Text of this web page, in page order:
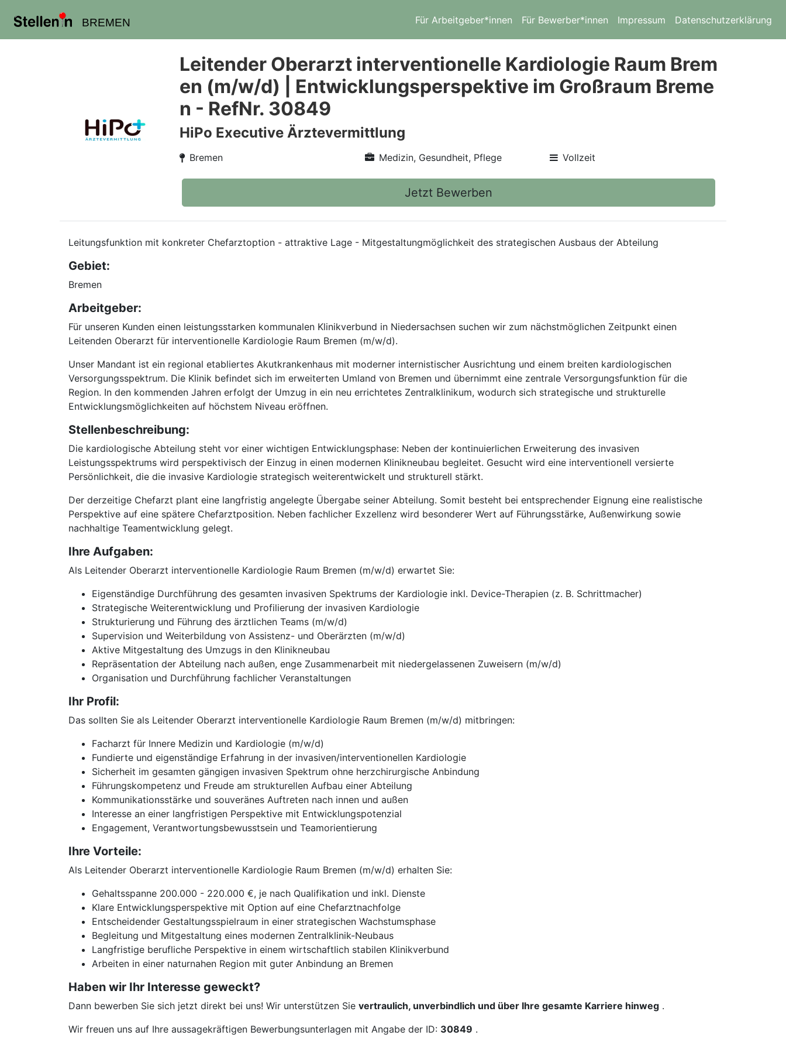
BREMEN Für Arbeitgeber*innen Für Bewerber*innen Impressum Datenschutzerklärung
Leitender Oberarzt interventionelle Kardiologie Raum Brem
en (m/w/d) | Entwicklungsperspektive im Großraum Breme
n - RefNr. 30849
HiPo Executive Ärztevermittlung
Bremen Medizin, Gesundheit, Pflege Vollzeit
Jetzt Bewerben
Leitungsfunktion mit konkreter Chefarztoption - attraktive Lage - Mitgestaltungmöglichkeit des strategischen Ausbaus der Abteilung
Gebiet:
Bremen
Arbeitgeber:
Für unseren Kunden einen leistungsstarken kommunalen Klinikverbund in Niedersachsen suchen wir zum nächstmöglichen Zeitpunkt einen
Leitenden Oberarzt für interventionelle Kardiologie Raum Bremen (m/w/d).
Unser Mandant ist ein regional etabliertes Akutkrankenhaus mit moderner internistischer Ausrichtung und einem breiten kardiologischen
Versorgungsspektrum. Die Klinik befindet sich im erweiterten Umland von Bremen und übernimmt eine zentrale Versorgungsfunktion für die
Region. In den kommenden Jahren erfolgt der Umzug in ein neu errichtetes Zentralklinikum, wodurch sich strategische und strukturelle
Entwicklungsmöglichkeiten auf höchstem Niveau eröffnen.
Stellenbeschreibung:
Die kardiologische Abteilung steht vor einer wichtigen Entwicklungsphase: Neben der kontinuierlichen Erweiterung des invasiven
Leistungsspektrums wird perspektivisch der Einzug in einen modernen Klinikneubau begleitet. Gesucht wird eine interventionell versierte
Persönlichkeit, die die invasive Kardiologie strategisch weiterentwickelt und strukturell stärkt.
Der derzeitige Chefarzt plant eine langfristig angelegte Übergabe seiner Abteilung. Somit besteht bei entsprechender Eignung eine realistische
Perspektive auf eine spätere Chefarztposition. Neben fachlicher Exzellenz wird besonderer Wert auf Führungsstärke, Außenwirkung sowie
nachhaltige Teamentwicklung gelegt.
Ihre Aufgaben:
Als Leitender Oberarzt interventionelle Kardiologie Raum Bremen (m/w/d) erwartet Sie:
Eigenständige Durchführung des gesamten invasiven Spektrums der Kardiologie inkl. Device-Therapien (z. B. Schrittmacher)
Strategische Weiterentwicklung und Profilierung der invasiven Kardiologie
Strukturierung und Führung des ärztlichen Teams (m/w/d)
Supervision und Weiterbildung von Assistenz- und Oberärzten (m/w/d)
Aktive Mitgestaltung des Umzugs in den Klinikneubau
Repräsentation der Abteilung nach außen, enge Zusammenarbeit mit niedergelassenen Zuweisern (m/w/d)
Organisation und Durchführung fachlicher Veranstaltungen
Ihr Profil:
Das sollten Sie als Leitender Oberarzt interventionelle Kardiologie Raum Bremen (m/w/d) mitbringen:
Facharzt für Innere Medizin und Kardiologie (m/w/d)
Fundierte und eigenständige Erfahrung in der invasiven/interventionellen Kardiologie
Sicherheit im gesamten gängigen invasiven Spektrum ohne herzchirurgische Anbindung
Führungskompetenz und Freude am strukturellen Aufbau einer Abteilung
Kommunikationsstärke und souveränes Auftreten nach innen und außen
Interesse an einer langfristigen Perspektive mit Entwicklungspotenzial
Engagement, Verantwortungsbewusstsein und Teamorientierung
Ihre Vorteile:
Als Leitender Oberarzt interventionelle Kardiologie Raum Bremen (m/w/d) erhalten Sie:
Gehaltsspanne 200.000 - 220.000 €, je nach Qualifikation und inkl. Dienste
Klare Entwicklungsperspektive mit Option auf eine Chefarztnachfolge
Entscheidender Gestaltungsspielraum in einer strategischen Wachstumsphase
Begleitung und Mitgestaltung eines modernen Zentralklinik-Neubaus
Langfristige berufliche Perspektive in einem wirtschaftlich stabilen Klinikverbund
Arbeiten in einer naturnahen Region mit guter Anbindung an Bremen
Haben wir Ihr Interesse geweckt?
Dann bewerben Sie sich jetzt direkt bei uns! Wir unterstützen Sie vertraulich, unverbindlich und über Ihre gesamte Karriere hinweg .
Wir freuen uns auf Ihre aussagekräftigen Bewerbungsunterlagen mit Angabe der ID: 30849 .